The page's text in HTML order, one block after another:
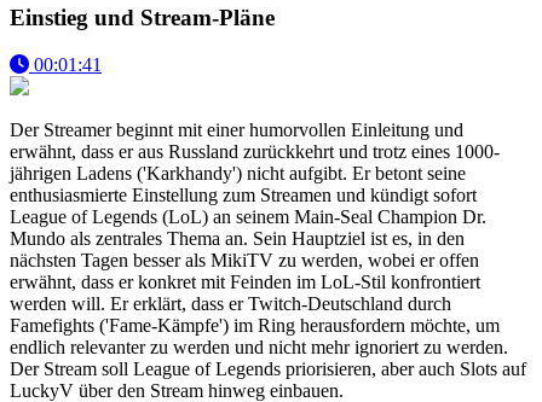
Einstieg und Stream-Pläne
00:01:41
Der Streamer beginnt mit einer humorvollen Einleitung und
erwähnt, dass er aus Russland zurückkehrt und trotz eines 1000-
jährigen Ladens ('Karkhandy') nicht aufgibt. Er betont seine
enthusiasmierte Einstellung zum Streamen und kündigt sofort
League of Legends (LoL) an seinem Main-Seal Champion Dr.
Mundo als zentrales Thema an. Sein Hauptziel ist es, in den
nächsten Tagen besser als MikiTV zu werden, wobei er offen
erwähnt, dass er konkret mit Feinden im LoL-Stil konfrontiert
werden will. Er erklärt, dass er Twitch-Deutschland durch
Famefights ('Fame-Kämpfe') im Ring herausfordern möchte, um
endlich relevanter zu werden und nicht mehr ignoriert zu werden.
Der Stream soll League of Legends priorisieren, aber auch Slots auf
LuckyV über den Stream hinweg einbauen.